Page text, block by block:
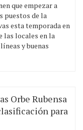
que empezar a
puestos de la
esta temporada en
las locales en la
y buenas
Orbe Rubensa
para